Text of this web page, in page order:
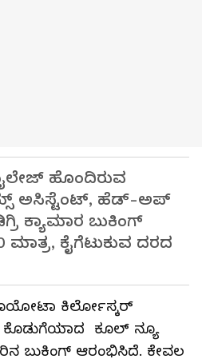
ಹೊಂದಿರುವ
ಅಸಿಸ್ಟೆಂಟ್, ಹೆಡ್-ಅಪ್
ಕ್ಯಾಮಾರ ಬುಕಿಂಗ್
ಮಾತ್ರ, ಕೈಗೆಟುಕುವ ದರದ
ಕಿರ್ಲೋಸ್ಕರ್
ಕೊಡುಗೆಯಾದ ಕೂಲ್ ನ್ಯೂ
ಬುಕಿಂಗ್ ಆರಂಭಿಸಿದೆ. ಕೇವಲ